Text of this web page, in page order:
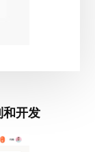
和开发